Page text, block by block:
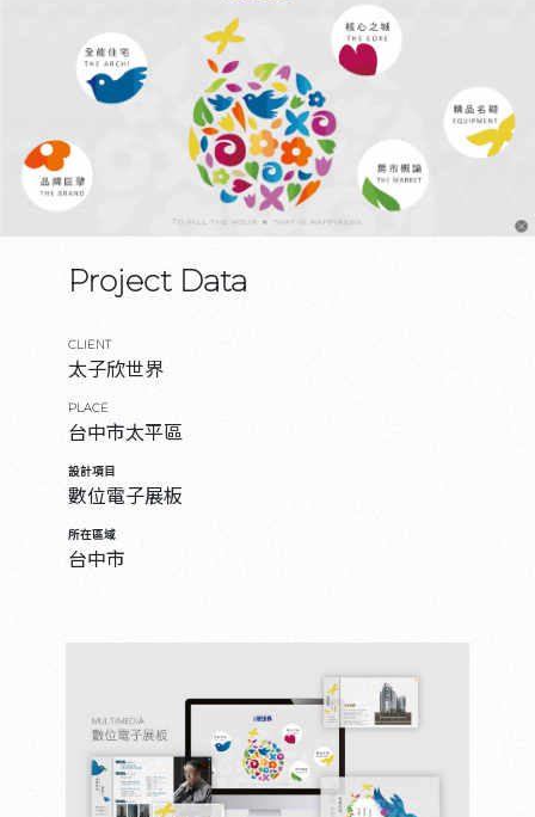
Project Data
CLIENT
太子欣世界
PLACE
台中市太平區
設計項目
數位電子展板
所在區域
台中市